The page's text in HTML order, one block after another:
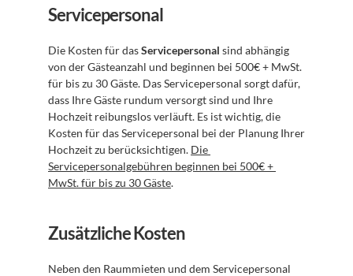
Servicepersonal
Die Kosten für das Servicepersonal sind abhängig
von der Gästeanzahl und beginnen bei 500€ + MwSt.
für bis zu 30 Gäste. Das Servicepersonal sorgt dafür,
dass Ihre Gäste rundum versorgt sind und Ihre
Hochzeit reibungslos verläuft. Es ist wichtig, die
Kosten für das Servicepersonal bei der Planung Ihrer
Hochzeit zu berücksichtigen. Die
Servicepersonalgebühren beginnen bei 500€ +
MwSt. für bis zu 30 Gäste.
Zusätzliche Kosten
Neben den Raummieten und dem Servicepersonal